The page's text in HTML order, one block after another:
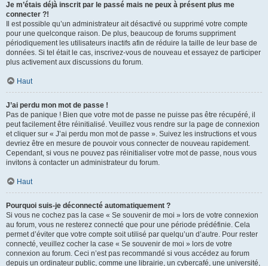
Je m’étais déjà inscrit par le passé mais ne peux à présent plus me
connecter ?!
Il est possible qu’un administrateur ait désactivé ou supprimé votre compte
pour une quelconque raison. De plus, beaucoup de forums suppriment
périodiquement les utilisateurs inactifs afin de réduire la taille de leur base de
données. Si tel était le cas, inscrivez-vous de nouveau et essayez de participer
plus activement aux discussions du forum.
Haut
J’ai perdu mon mot de passe !
Pas de panique ! Bien que votre mot de passe ne puisse pas être récupéré, il
peut facilement être réinitialisé. Veuillez vous rendre sur la page de connexion
et cliquer sur « J’ai perdu mon mot de passe ». Suivez les instructions et vous
devriez être en mesure de pouvoir vous connecter de nouveau rapidement.
Cependant, si vous ne pouvez pas réinitialiser votre mot de passe, nous vous
invitons à contacter un administrateur du forum.
Haut
Pourquoi suis-je déconnecté automatiquement ?
Si vous ne cochez pas la case « Se souvenir de moi » lors de votre connexion
au forum, vous ne resterez connecté que pour une période prédéfinie. Cela
permet d’éviter que votre compte soit utilisé par quelqu’un d’autre. Pour rester
connecté, veuillez cocher la case « Se souvenir de moi » lors de votre
connexion au forum. Ceci n’est pas recommandé si vous accédez au forum
depuis un ordinateur public, comme une librairie, un cybercafé, une université,